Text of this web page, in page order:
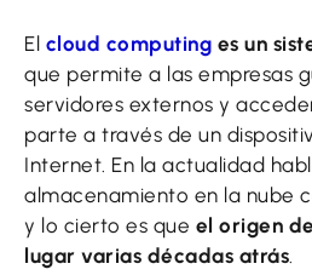
El cloud computing es un
que permite a las empresas
servidores externos y
parte a través de un
Internet. En la actualidad
almacenamiento en la nube
y lo cierto es que el origen
lugar varias décadas atrás.